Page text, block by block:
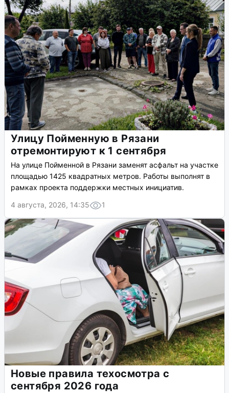
Улицу Пойменную в Рязани
отремонтируют к 1 сентября
На улице Пойменной в Рязани заменят асфальт на участке
площадью 1425 квадратных метров. Работы выполнят в
рамках проекта поддержки местных инициатив.
4 августа, 2026, 14:35
1
Новые правила техосмотра с
сентября 2026 года